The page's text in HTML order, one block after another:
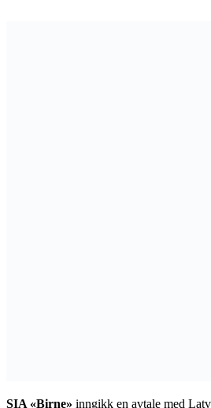
SIA «Birne» inngikk en avtale med